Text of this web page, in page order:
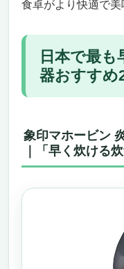
こんな人に
ャー（単相
“早く炊け
こんな人
直微妙かも
圧倒的に
大容量×多
「買わな
食卓がより快適で美
日本で最
器おすすめ
象印マホービン
｜「早く炊ける